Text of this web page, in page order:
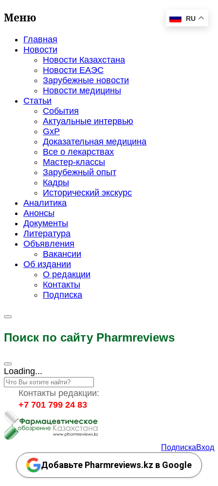
Меню
Главная
Новости
Новости Казахстана
Новости ЕАЭС
Зарубежные новости
Новости медицины
Статьи
События
Актуальные интервью
GxP
Доказательная медицина
Все о лекарствах
Мастер-классы
Зарубежный опыт
Кадры
Исторический экскурс
Аналитика
Анонсы
Документы
Литература
Объявления
Вакансии
Об издании
О редакции
Контакты
Подписка
Поиск по сайту Pharmreviews
Loading...
Контакты редакции:
+7 701 799 24 83
RU
ПодпискаВход
Добавьте Pharmreviews.kz в Google